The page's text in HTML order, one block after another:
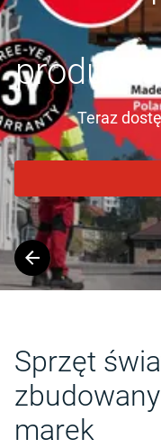
Teraz
Sprzęt
marek